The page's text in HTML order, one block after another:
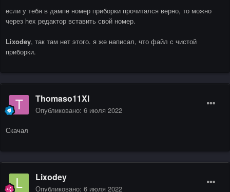
если у тебя в дампе номер приборки прочитался верно, то можно
через hex редактор вставить свой номер.
Lixodey, так там нет этого. я же написал, что файл с чистой
приборки.
Thomaso11XI
Опубликовано: 6 июля 2022
Скачал
Lixodey
Опубликовано: 6 июля 2022